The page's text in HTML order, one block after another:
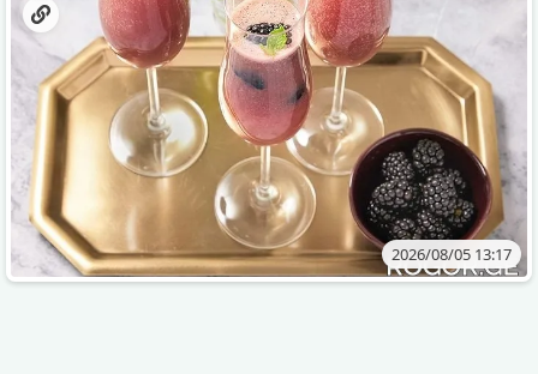
2026/08/05 13:17